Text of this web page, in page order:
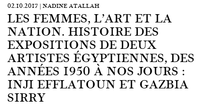
02.10.2017 | NADINE ATALLAH
LES FEMMES, L’ART ET LA
NATION. HISTOIRE DES
EXPOSITIONS DE DEUX
ARTISTES ÉGYPTIENNES, DES
ANNÉES 1950 À NOS JOURS :
INJI EFFLATOUN ET GAZBIA
SIRRY